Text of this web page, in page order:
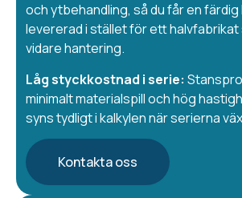
och ytbehandling, så du får en
levererad i stället för ett halvfabrikat
vidare hantering.
Låg styckkostnad i serie:
minimalt materialspill och hög
syns tydligt i kalkylen när serierna
Kontakta oss